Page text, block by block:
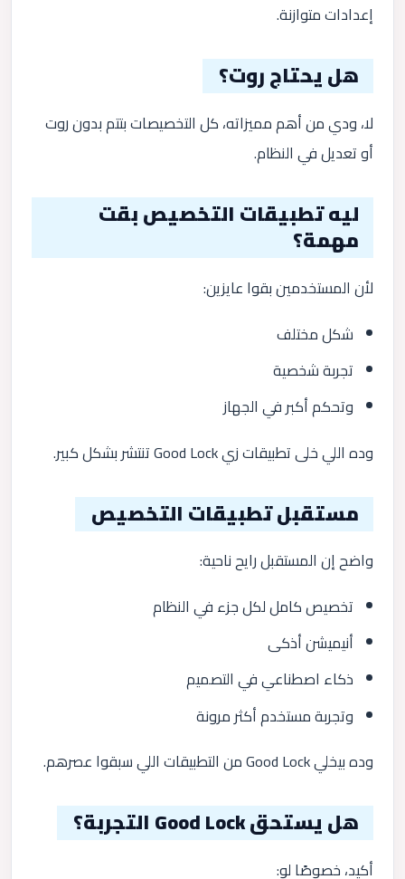
إعدادات متوازنة.
هل يحتاج روت؟
لا، ودي من أهم مميزاته، كل التخصيصات بتتم بدون روت
أو تعديل في النظام.
ليه تطبيقات التخصيص بقت
مهمة؟
لأن المستخدمين بقوا عايزين:
شكل مختلف
تجربة شخصية
وتحكم أكبر في الجهاز
وده اللي خلى تطبيقات زي Good Lock تنتشر بشكل كبير.
مستقبل تطبيقات التخصيص
واضح إن المستقبل رايح ناحية:
تخصيص كامل لكل جزء في النظام
أنيميشن أذكى
ذكاء اصطناعي في التصميم
وتجربة مستخدم أكثر مرونة
وده بيخلي Good Lock من التطبيقات اللي سبقوا عصرهم.
هل يستحق Good Lock التجربة؟
أكيد، خصوصًا لو: